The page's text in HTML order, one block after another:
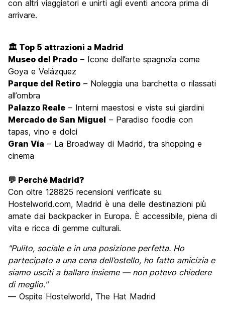
con altri viaggiatori e unirti agli eventi ancora prima di
arrivare.
🏛️ Top 5 attrazioni a Madrid
Museo del Prado – Icone dell’arte spagnola come
Goya e Velázquez
Parque del Retiro – Noleggia una barchetta o rilassati
all’ombra
Palazzo Reale – Interni maestosi e viste sui giardini
Mercado de San Miguel – Paradiso foodie con
tapas, vino e dolci
Gran Vía – La Broadway di Madrid, tra shopping e
cinema
💬 Perché Madrid?
Con oltre 128825 recensioni verificate su
Hostelworld.com, Madrid è una delle destinazioni più
amate dai backpacker in Europa. È accessibile, piena di
vita e ricca di gemme culturali.
"Pulito, sociale e in una posizione perfetta. Ho
partecipato a una cena dell’ostello, ho fatto amicizia e
siamo usciti a ballare insieme — non potevo chiedere
di meglio."
— Ospite Hostelworld, The Hat Madrid